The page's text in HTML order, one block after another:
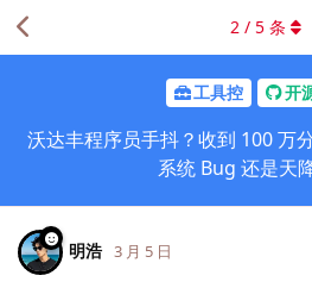
工具控 开
沃达丰程序员手抖？收到 100 万
系统 Bug 还是天
2 / 5 条
明浩 3 月 5 日